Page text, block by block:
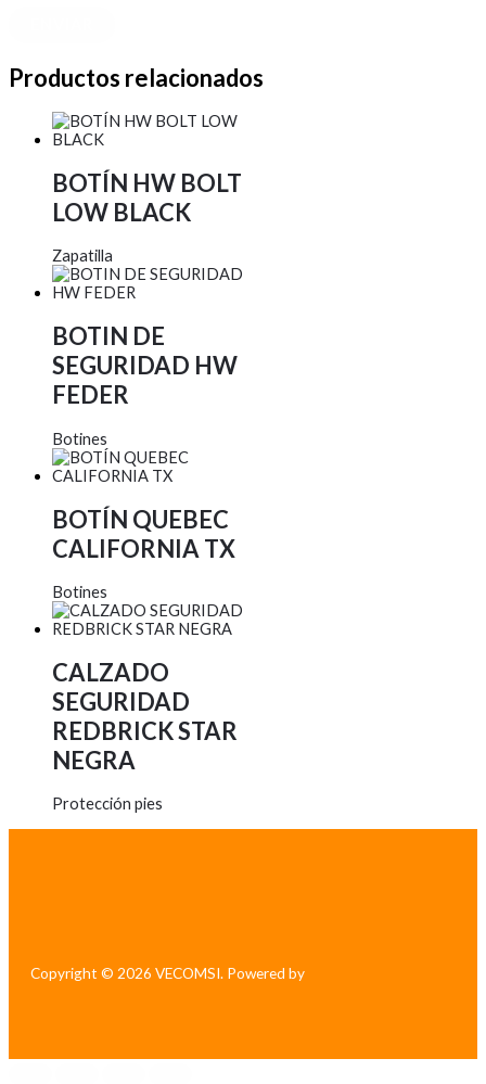
Productos relacionados
BOTÍN HW BOLT
LOW BLACK
Zapatilla
BOTIN DE
SEGURIDAD HW
FEDER
Botines
BOTÍN QUEBEC
CALIFORNIA TX
Botines
CALZADO
SEGURIDAD
REDBRICK STAR
NEGRA
Protección pies
Copyright © 2026 VECOMSI. Powered by